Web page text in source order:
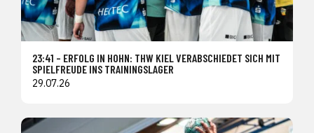
23:41 – ERFOLG IN HOHN: THW KIEL VERABSCHIEDET SICH MIT
SPIELFREUDE INS TRAININGSLAGER
29.07.26